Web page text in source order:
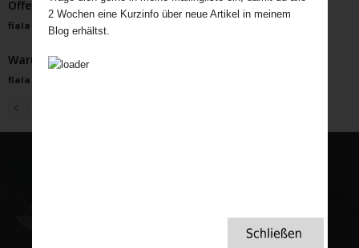
Offene See von Benjamin Myers
fiala März 1, 2022
Warum bauen die Briten Steinkreise?
fiala
2 Wochen eine Kurzinfo über neue Artikel in meinem
Blog erhältst.